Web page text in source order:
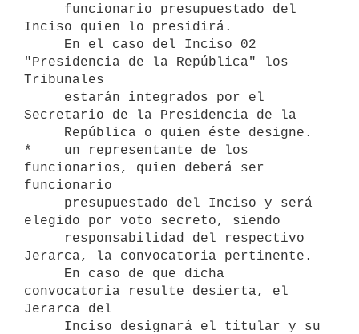
Inciso quien lo presidirá.
"Presidencia de la República" los
Tribunales
Secretario de la Presidencia de la
*    un representante de los
funcionarios, quien deberá ser
funcionario
elegido por voto secreto, siendo
Jerarca, la convocatoria pertinente.
convocatoria resulte desierta, el
Jerarca del